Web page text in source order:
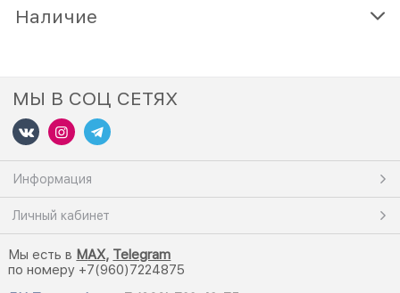
Наличие
МЫ В СОЦ СЕТЯХ
Информация
Личный кабинет
Мы есть в MAX, Telegram
по номеру +7(960)7224875